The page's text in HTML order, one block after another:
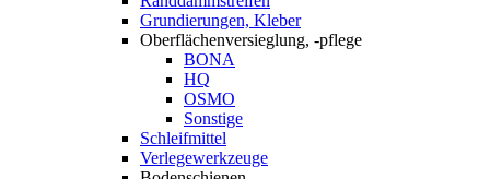
Grundierungen, Kleber
Oberflächenversieglung, -pflege
BONA
HQ
OSMO
Sonstige
Schleifmittel
Verlegewerkzeuge